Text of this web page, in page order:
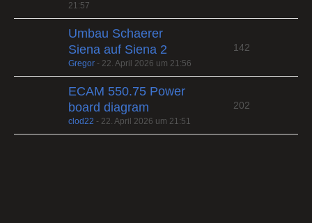
21:57
Umbau Schaerer
Siena auf Siena 2
Gregor - 22. April 2026 um 21:56
142
ECAM 550.75 Power
board diagram
clod22 - 22. April 2026 um 21:51
202